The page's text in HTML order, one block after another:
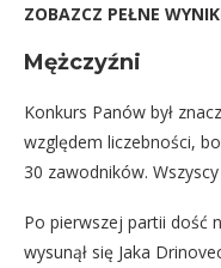
ZOBAZCZ PEŁNE
Mężczyźni
Konkurs Panów był
względem liczebności,
30 zawodników.
Po pierwszej partii dość
wysunął się Jaka